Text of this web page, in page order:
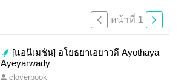
หน้าที่ 1
[แอนิเมชัน] อโยธยาเอยาวดี Ayothaya
Ayeyarwady
cloverbook